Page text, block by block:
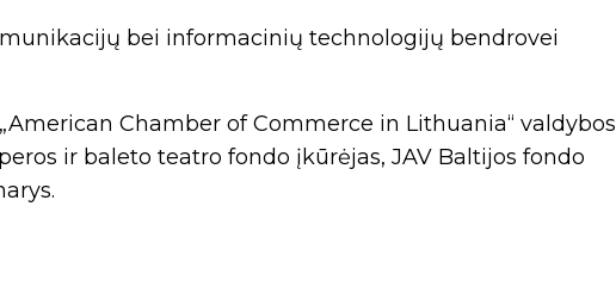
bei informacinių technologijų bendrovei
Chamber of Commerce in Lithuania“ valdybos
ir baleto teatro fondo įkūrėjas, JAV Baltijos fondo